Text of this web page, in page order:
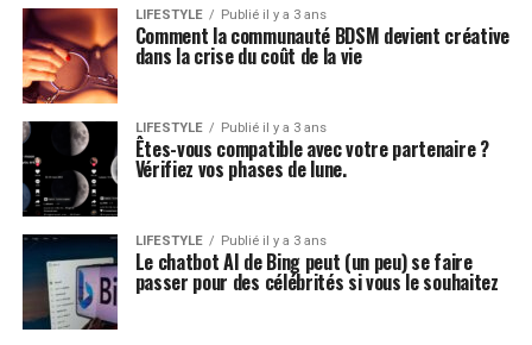
LIFESTYLE Publié il y a 3 ans
Comment la communauté BDSM devient créative
dans la crise du coût de la vie
LIFESTYLE Publié il y a 3 ans
Êtes-vous compatible avec votre partenaire ?
Vérifiez vos phases de lune.
LIFESTYLE Publié il y a 3 ans
Le chatbot AI de Bing peut (un peu) se faire
passer pour des célébrités si vous le souhaitez